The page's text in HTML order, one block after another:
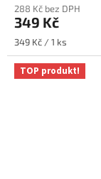
288 Kč bez DPH
349 Kč
Měrná
cena:
349 Kč / 1 ks
TOP produkt!